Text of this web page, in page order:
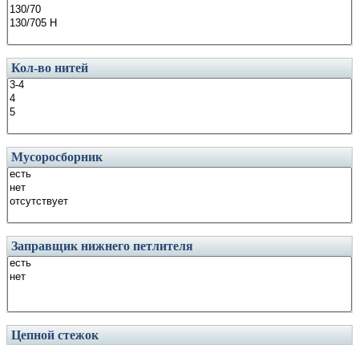
Кол-во нитей
Мусоросборник
Заправщик нижнего петлителя
Цепной стежок